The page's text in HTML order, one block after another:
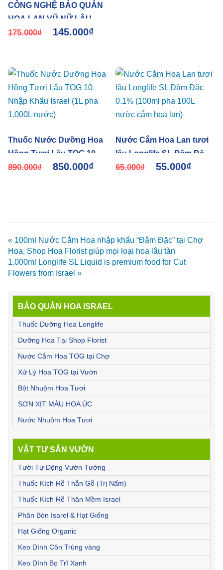
BẢO QUẢN HOA ISRAEL
Thuốc Dưỡng Hoa Longlife
Dưỡng Hoa Tại Shop Florist
Nước Cắm Hoa TOG tại Chợ
Xử Lý Hoa TOG tại Vườn
Bột Nhuộm Hoa Tươi
SƠN XỊT MÀU HOA ÚC
Nước Nhuộm Hoa Tươi
VẬT TƯ SÂN VƯỜN
Tưới Tự Động Vườn Tường
Thuốc Kích Rễ Thẫn Gỗ (Trị Nấm)
Thuốc Kích Rễ Thân Mềm Israel
Phân Bón Isarel & Hạt Giống
Hạt Giống Organic
Keo Dính Côn Trùng vàng
Keo Dính Bọ Trĩ Xanh
CÔNG NGHỆ BẢO QUẢN
HOA LAN VŨ NỮ LÂU
TÀN SAU THU HOẠCH
DƯỠNG HOA TOG
GALILEO
175.000₫ 145.000₫
Thuốc Nước Dưỡng Hoa
Hồng Tươi Lâu TOG 10
Nhập Khẩu Israel (1L pha
890.000₫ 850.000₫
Nước Cắm Hoa Lan tươi
lâu Longlife SL Đậm Đặc
0.1% (100ml pha 100L
65.000₫ 55.000₫
« 100ml Nước Cắm Hoa nhập khẩu “Đậm Đặc” tại Chợ
Hoa, Shop Hoa Florist giúp mọi loại hoa lâu tàn
1.000ml Longlife SL Liquid is premium food for Cut
Flowers from Israel »